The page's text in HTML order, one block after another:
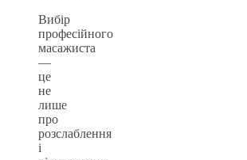
Вибір
професійного
масажиста
—
це
не
лише
про
розслаблення
і